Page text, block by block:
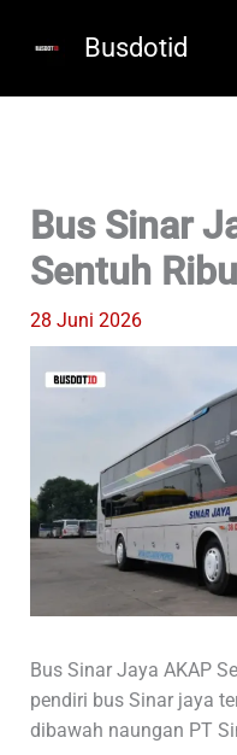
Busdotid
Bus Sinar
Sentuh
28 Juni 2026
Bus Sinar Jaya AKAP
pendiri bus Sinar jaya
dibawah naungan PT